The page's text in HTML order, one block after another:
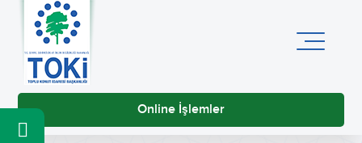
Online İşlemler